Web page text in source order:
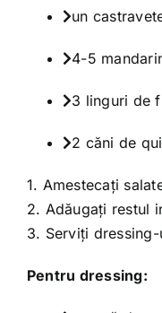
un
4-5
3 linguri de
2 căni de
1. Amestecați
2. Adăugați restul
3. Serviți
Pentru dressing: